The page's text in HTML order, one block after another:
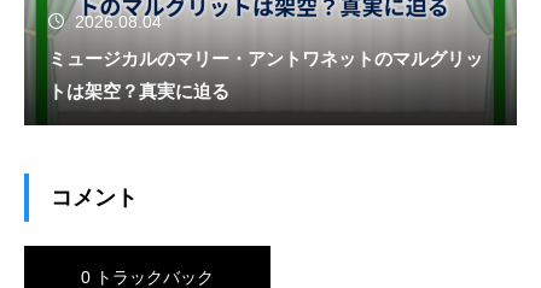
2026.08.04
ミュージカルのマリー・アントワネットのマルグリッ
トは架空？真実に迫る
コメント
0 トラックバック